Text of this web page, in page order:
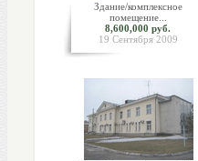
Здание/комплексное
помещение...
8,600,000 руб.
19 Сентября 2009